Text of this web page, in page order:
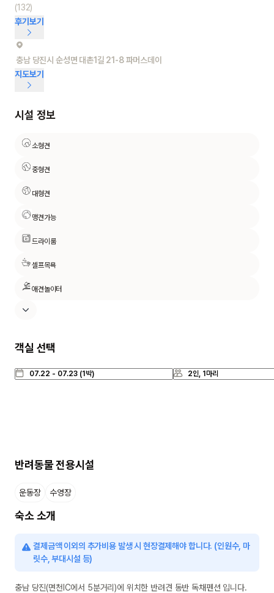
(132)
후기보기
충남 당진시 순성면 대촌1길 21-8 파머스데이
지도보기
시설 정보
소형견
중형견
대형견
맹견가능
드라이룸
셀프목욕
애견놀이터
객실 선택
반려동물 전용시설
운동장 수영장
숙소 소개
결제금액 이외의 추가비용 발생 시 현장결제해야 합니다. (인원수, 마
릿수, 부대시설 등)
충남 당진(면천IC에서 5분거리)에 위치한 반려견 동반 독채펜션 입니다.